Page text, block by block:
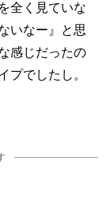
全く見ていな
いなー』と思
感じだったの
プでしたし。